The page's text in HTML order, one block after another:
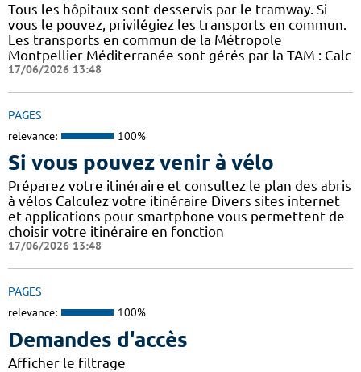
Tous les hôpitaux sont desservis par le tramway. Si
vous le pouvez, privilégiez les transports en commun.
Les transports en commun de la Métropole
Montpellier Méditerranée sont gérés par la TAM : Calc
17/06/2026 13:48
PAGES
relevance: 100%
Si vous pouvez venir à vélo
Préparez votre itinéraire et consultez le plan des abris
à vélos Calculez votre itinéraire Divers sites internet
et applications pour smartphone vous permettent de
choisir votre itinéraire en fonction
17/06/2026 13:48
PAGES
relevance: 100%
Demandes d'accès
Afficher le filtrage